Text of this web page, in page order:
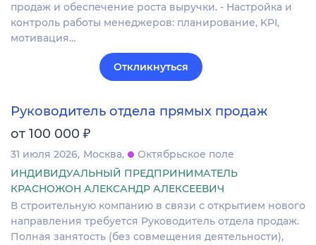
продаж и обеспечение роста выручки. - Настройка и
контроль работы менеджеров: планирование, KPI,
мотивация…
Откликнуться
Руководитель отдела прямых продаж
от 100 000 ₽
31 июля 2026 Москва
Октябрьское поле
ИНДИВИДУАЛЬНЫЙ ПРЕДПРИНИМАТЕЛЬ
КРАСНОЖОН АЛЕКСАНДР АЛЕКСЕЕВИЧ
В строительную компанию в связи с открытием нового
направления требуется Руководитель отдела продаж.
Полная занятость (без совмещения деятельности),